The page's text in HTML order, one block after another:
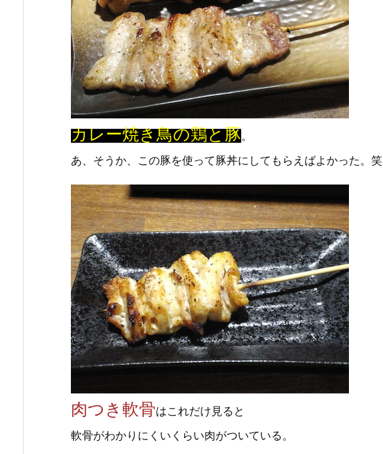
カレー焼き鳥の鶏と豚。
あ、そうか、この豚を使って豚丼にしてもらえばよかった。笑
肉つき軟骨はこれだけ見ると
軟骨がわかりにくいくらい肉がついている。